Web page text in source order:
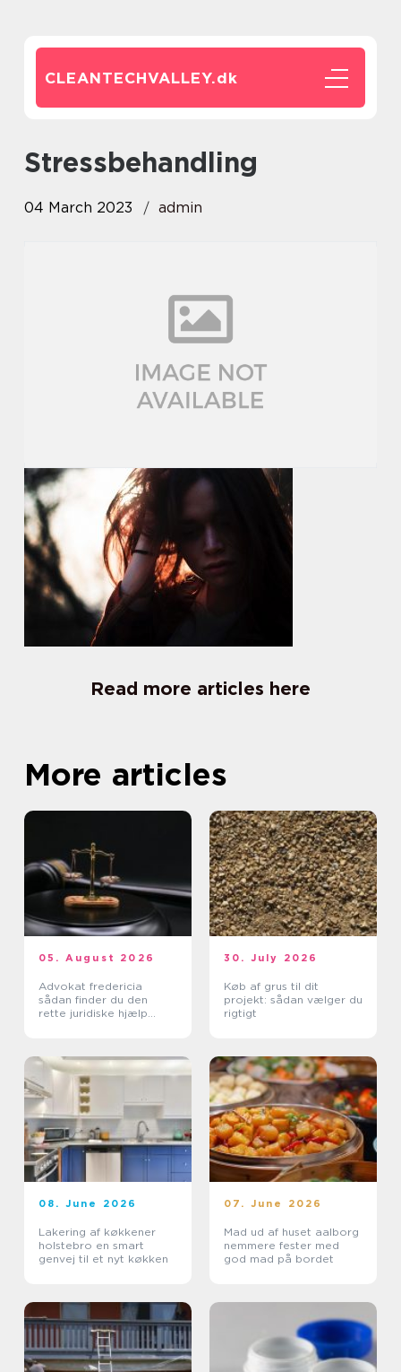
CLEANTECHVALLEY.dk
stressbehandling
04 March 2023 admin
Read more articles here
More articles
05. August 2026
Advokat fredericia
sådan finder du den
rette juridiske hjælp
30. July 2026
Køb af grus til dit
projekt: sådan vælger du
rigtigt
08. June 2026
Lakering af køkkener
holstebro en smart
genvej til et nyt køkken
07. June 2026
Mad ud af huset aalborg
nemmere fester med
god mad på bordet